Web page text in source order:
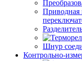
Приводная
Шнур
Контрольно-